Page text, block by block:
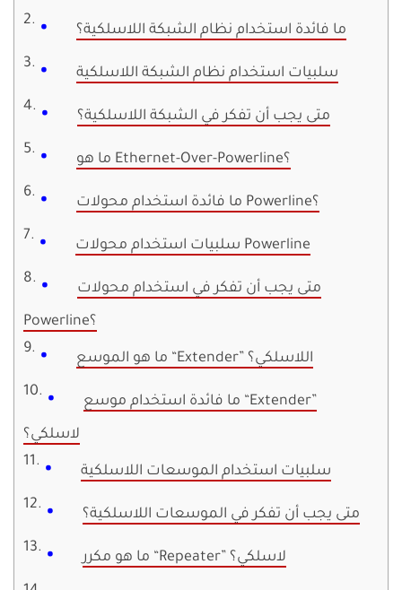
ما فائدة استخدام نظام الشبكة اللاسلكية؟
سلبيات استخدام نظام الشبكة اللاسلكية
متى يجب أن تفكر في الشبكة اللاسلكية؟
ما هو Ethernet-Over-Powerline؟
ما فائدة استخدام محولات Powerline؟
سلبيات استخدام محولات Powerline
متى يجب أن تفكر في استخدام محولات
Powerline؟
ما هو الموسع “Extender” اللاسلكي؟
ما فائدة استخدام موسع “Extender”
لاسلكي؟
سلبيات استخدام الموسعات اللاسلكية
متى يجب أن تفكر في الموسعات اللاسلكية؟
ما هو مكرر “Repeater” لاسلكي؟